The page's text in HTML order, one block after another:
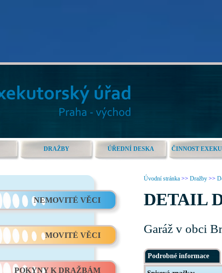
DRAŽBY ÚŘEDNÍ DESKA ČINNOST
NEMOVITÉ VĚCI
MOVITÉ VĚCI
POKYNY K DRAŽBÁM
Úvodní stránka >> Dražby >>
DETAIL
Garáž v obci
Podrobné informace